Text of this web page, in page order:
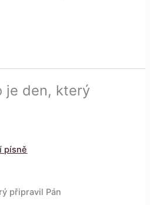
je den, který
písně
připravil Pán